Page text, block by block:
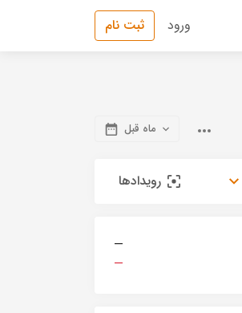
ورود ثبت نام
ماه قبل
رویدادها
—
—